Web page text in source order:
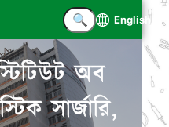
English
অব
সার্জারি,